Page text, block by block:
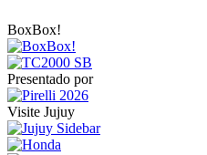
BoxBox!
Presentado por
Visite Jujuy